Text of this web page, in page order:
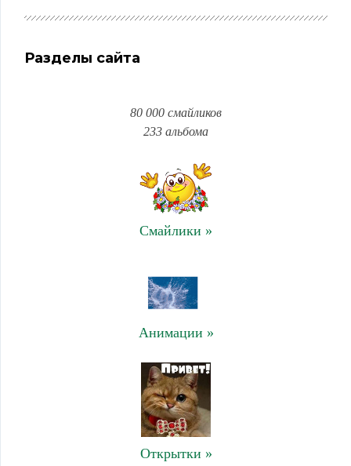
Разделы сайта
80 000 смайликов
233 альбома
Смайлики »
Анимации »
Открытки »